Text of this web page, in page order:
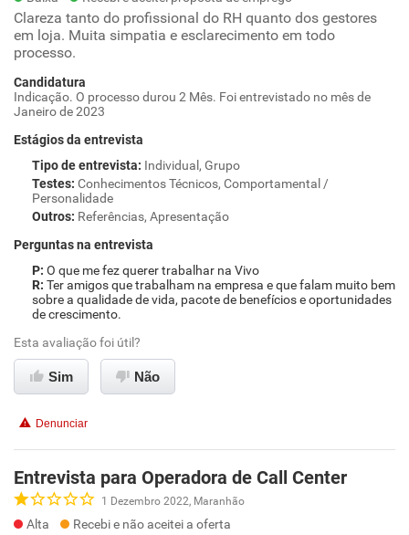
Clareza tanto do profissional do RH quanto dos gestores
em loja. Muita simpatia e esclarecimento em todo
processo.
Candidatura
Indicação. O processo durou 2 Mês. Foi entrevistado no mês de
Janeiro de 2023
Estágios da entrevista
Tipo de entrevista: Individual, Grupo
Testes: Conhecimentos Técnicos, Comportamental /
Personalidade
Outros: Referências, Apresentação
Perguntas na entrevista
O que me fez querer trabalhar na Vivo
Ter amigos que trabalham na empresa e que falam muito bem
sobre a qualidade de vida, pacote de benefícios e oportunidades
de crescimento.
Esta avaliação foi útil?
Sim Não
Denunciar
Entrevista para Operadora de Call Center
1 Dezembro 2022, Maranhão
Alta Recebi e não aceitei a oferta